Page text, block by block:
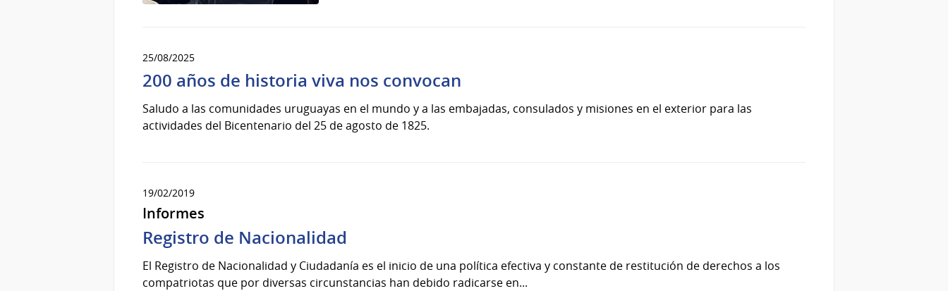
25/08/2025
200 años de historia viva nos convocan
Saludo a las comunidades uruguayas en el mundo y a las embajadas, consulados y misiones en el exterior para las
actividades del Bicentenario del 25 de agosto de 1825.
19/02/2019
Informes
Registro de Nacionalidad
El Registro de Nacionalidad y Ciudadanía es el inicio de una política efectiva y constante de restitución de derechos a los
compatriotas que por diversas circunstancias han debido radicarse en...